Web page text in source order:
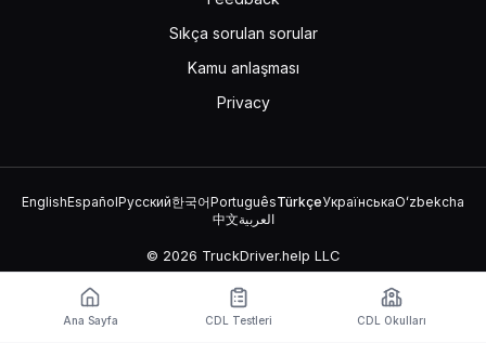
Sıkça sorulan sorular
Kamu anlaşması
Privacy
EnglishEspañolРусский한국어PortuguêsTürkçeУкраїнськаOʻzbekcha
中文العربية
© 2026 TruckDriver.help LLC
Platform, şirket tarafından sahiplenilmektedir ve devlet
kuruluşlarıyla ilişkili değildir.
Ana Sayfa CDL Testleri CDL Okulları